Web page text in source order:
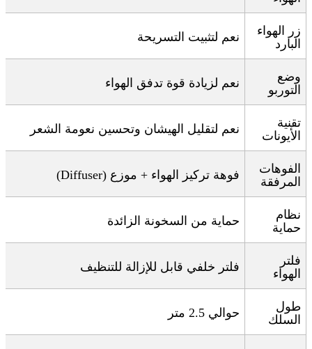
زر الهواء
البارد
نعم لتثبيت التسريحة
وضع
التوربو
نعم لزيادة قوة تدفق الهواء
تقنية
الأيونات
نعم لتقليل الهيشان وتحسين نعومة الشعر
الفوهات
المرفقة
فوهة تركيز الهواء + موزع (Diffuser)
نظام
حماية
حماية من السخونة الزائدة
فلتر
الهواء
فلتر خلفي قابل للإزالة للتنظيف
طول
السلك
حوالي 2.5 متر